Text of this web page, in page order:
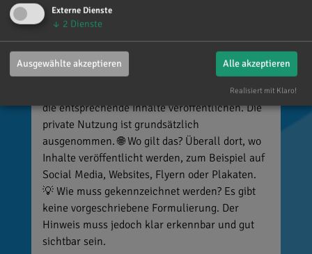
Millionen Euro. 📌 Was muss gekennzeichnet
werden? Unter anderem KI-generierte oder KI-
manipulierte Inhalte, die echte Personen, Orte
oder Ereignisse täuschend echt darstellen (z. B.
Deepfakes). 👥 Wer ist betroffen? Unternehmen,
Vereine, Medien, Influencer und viele weitere,
die entsprechende Inhalte veröffentlichen. Die
private Nutzung ist grundsätzlich
ausgenommen. 🌐 Wo gilt das? Überall dort, wo
Inhalte veröffentlicht werden, zum Beispiel auf
Social Media, Websites, Flyern oder Plakaten.
💡 Wie muss gekennzeichnet werden? Es gibt
keine vorgeschriebene Formulierung. Der
Hinweis muss jedoch klar erkennbar und gut
sichtbar sein.
Externe Dienste
↓ 2 Dienste
Ausgewählte akzeptieren Alle akzeptieren
Realisiert mit Klaro!